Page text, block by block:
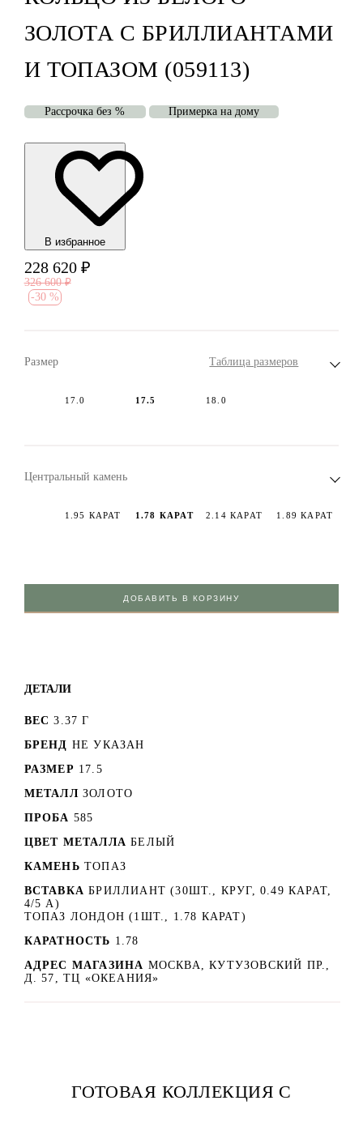
ЗОЛОТА С БРИЛЛИАНТАМИ
И ТОПАЗОМ (059113)
Рассрочка без % Примерка на дому
В избранноe
228 620 ₽
326 600 ₽
-30 %
Размер Таблица размеров
17.0 17.5 18.0
Центральный камень
1.95 КАРАТ 1.78 КАРАТ 2.14 КАРАТ 1.89 КАРАТ
ДОБАВИТЬ В КОРЗИНУ
ДЕТАЛИ
ВЕС 3.37 Г
БРЕНД НЕ УКАЗАН
РАЗМЕР 17.5
МЕТАЛЛ ЗОЛОТО
ПРОБА 585
ЦВЕТ МЕТАЛЛА БЕЛЫЙ
КАМЕНЬ ТОПАЗ
ВСТАВКА БРИЛЛИАНТ (30ШТ., КРУГ, 0.49 КАРАТ,
4/5 А)
ТОПАЗ ЛОНДОН (1ШТ., 1.78 КАРАТ)
КАРАТНОСТЬ 1.78
АДРЕС МАГАЗИНА МОСКВА, КУТУЗОВСКИЙ ПР.,
Д. 57, ТЦ «ОКЕАНИЯ»
ГОТОВАЯ КОЛЛЕКЦИЯ С